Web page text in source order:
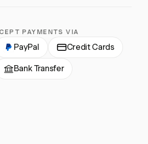
PAYMENTS VIA
PayPal Credit Cards
Bank Transfer